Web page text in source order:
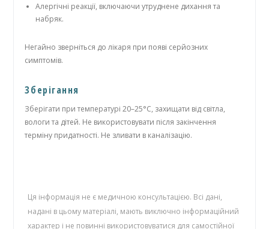
Алергічні реакції, включаючи утруднене дихання та
набряк.
Негайно зверніться до лікаря при появі серйозних
симптомів.
Зберігання
Зберігати при температурі 20–25°C, захищати від світла,
вологи та дітей. Не використовувати після закінчення
терміну придатності. Не зливати в каналізацію.
Ця інформація не є медичною консультацією. Всі дані,
надані в цьому матеріалі, мають виключно інформаційний
характер і не повинні використовуватися для самостійної